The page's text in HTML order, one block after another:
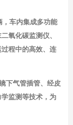
，车内集成多功能
氧化碳监测仪、
程中的高效、连
下气管插管、经皮
监测等技术，为